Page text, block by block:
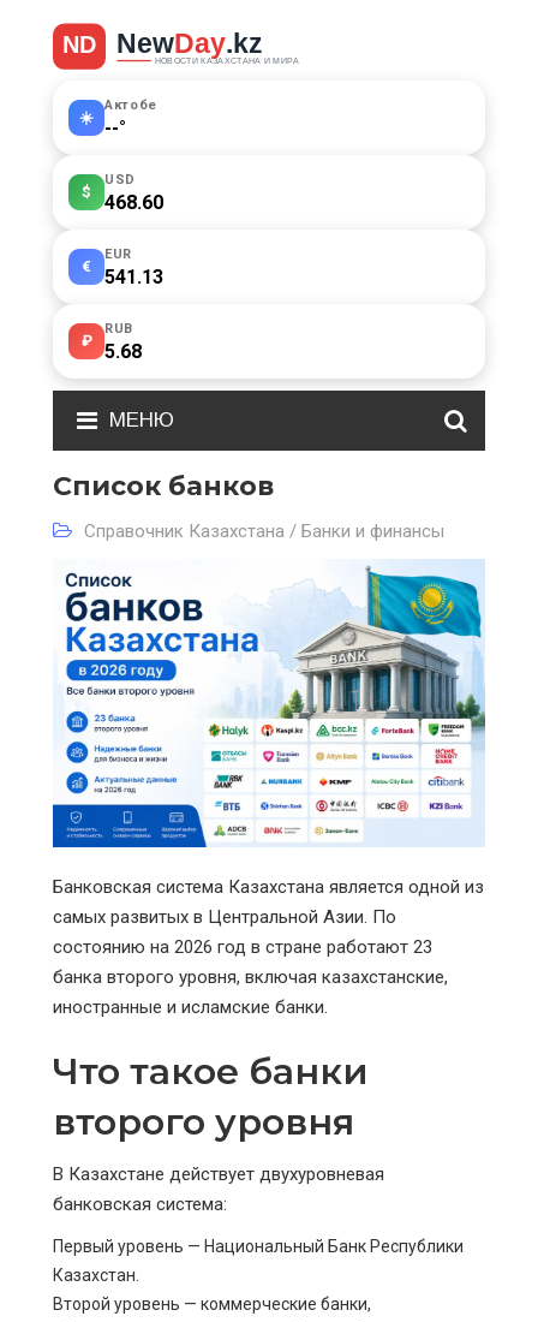
☀️
Актобе
--°
$
USD
468.60
€
EUR
541.13
₽
RUB
5.68
МЕНЮ
Список банков
Справочник Казахстана / Банки и финансы
Банковская система Казахстана является одной из
самых развитых в Центральной Азии. По
состоянию на 2026 год в стране работают 23
банка второго уровня, включая казахстанские,
иностранные и исламские банки.
Что такое банки
второго уровня
В Казахстане действует двухуровневая
банковская система:
Первый уровень — Национальный Банк Республики
Казахстан.
Второй уровень — коммерческие банки,